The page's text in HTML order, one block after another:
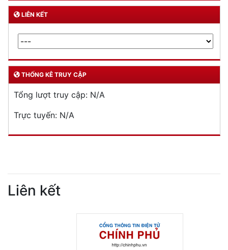
LIÊN KẾT
THỐNG KÊ TRUY CẬP
Tổng lượt truy cập: N/A
Trực tuyến: N/A
Liên kết